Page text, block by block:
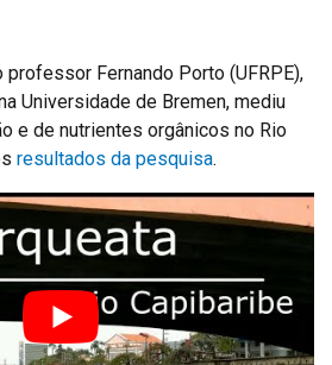
professor Fernando Porto (UFRPE),
Universidade de Bremen, mediu
e de nutrientes orgânicos no Rio
resultados da pesquisa.